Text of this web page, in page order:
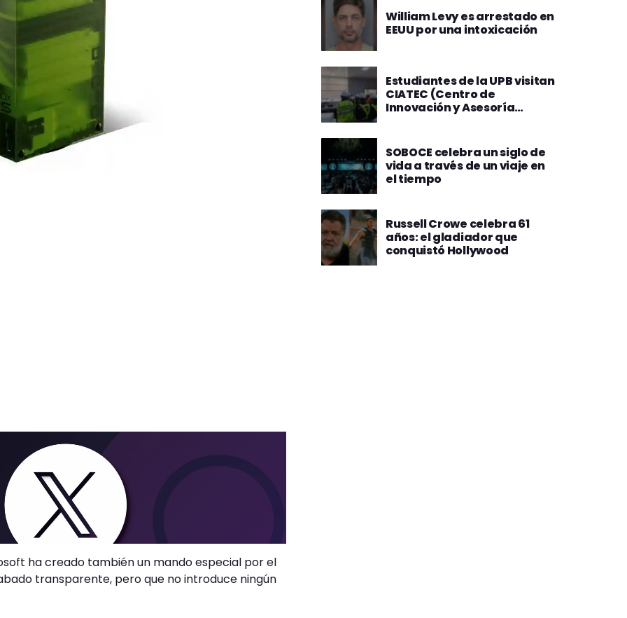
ha creado también un mando especial por el
transparente, pero que no introduce ningún
William Levy es arrestado en
EEUU por una intoxicación
Estudiantes de la UPB visitan
CIATEC (Centro de
Innovación y Asesoría
construcción sostenible
SOBOCE celebra un siglo de
vida a través de un viaje en
el tiempo
Russell Crowe celebra 61
años: el gladiador que
conquistó Hollywood